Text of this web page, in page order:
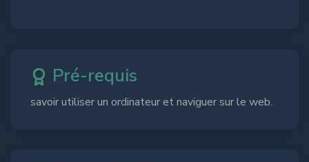
Pré-requis
savoir utiliser un ordinateur et naviguer sur le web.